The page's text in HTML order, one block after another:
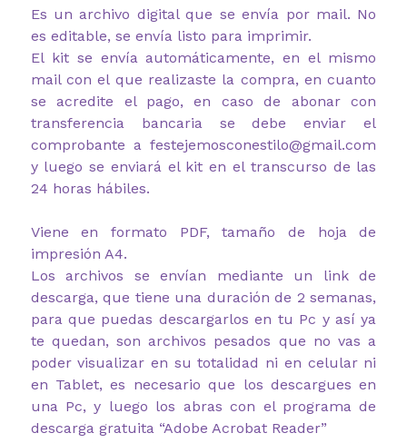
Es un archivo digital que se envía por mail. No
es editable, se envía listo para imprimir.
El kit se envía automáticamente, en el mismo
mail con el que realizaste la compra, en cuanto
se acredite el pago, en caso de abonar con
transferencia bancaria se debe enviar el
comprobante a festejemosconestilo@gmail.com
y luego se enviará el kit en el transcurso de las
24 horas hábiles.
Viene en formato PDF, tamaño de hoja de
impresión A4.
Los archivos se envían mediante un link de
descarga, que tiene una duración de 2 semanas,
para que puedas descargarlos en tu Pc y así ya
te quedan, son archivos pesados que no vas a
poder visualizar en su totalidad ni en celular ni
en Tablet, es necesario que los descargues en
una Pc, y luego los abras con el programa de
descarga gratuita “Adobe Acrobat Reader”